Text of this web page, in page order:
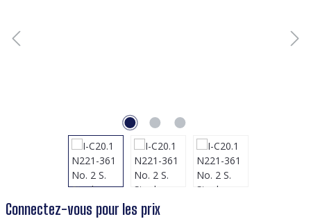
Connectez-vous pour les prix